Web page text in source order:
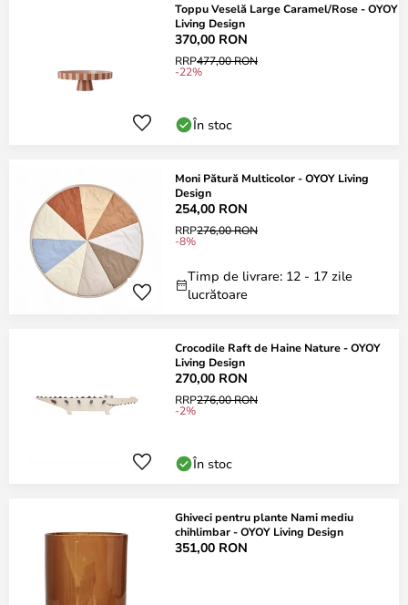
Toppu Veselă Large Caramel/Rose - OYOY
Living Design
370,00 RON
RRP477,00 RON
-22%
În stoc
Moni Pătură Multicolor - OYOY Living
Design
254,00 RON
RRP276,00 RON
-8%
Timp de livrare: 12 - 17 zile
lucrătoare
Crocodile Raft de Haine Nature - OYOY
Living Design
270,00 RON
RRP276,00 RON
-2%
În stoc
Ghiveci pentru plante Nami mediu
chihlimbar - OYOY Living Design
351,00 RON